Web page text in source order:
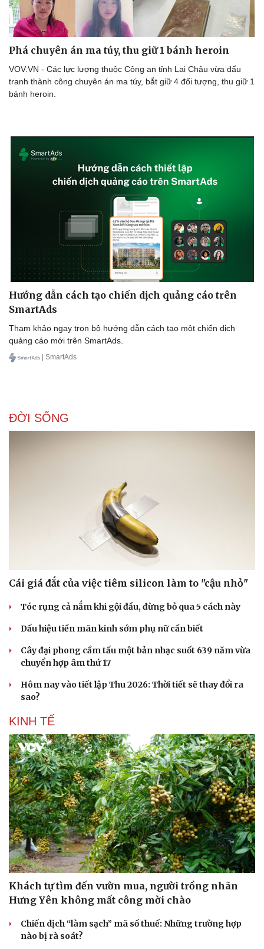
Doanh nghiệp
Thông tin doanh nghiệp
Doanh nghiệp 24h
Doanh nhân
Công nghệ
Sành điệu
Tin Công nghệ
Sức khỏe
Dinh dưỡng - món ngon
Sản phụ khoa
Nhi khoa
Đời sống
Nhà đẹp
Tình yêu - Gia đình
Phá chuyên án ma túy, thu giữ 1 bánh heroin
VOV.VN - Các lực lượng thuộc Công an tỉnh Lai Châu vừa đấu
tranh thành công chuyên án ma túy, bắt giữ 4 đối tượng, thu giữ 1
bánh heroin.
Hướng dẫn cách tạo chiến dịch quảng cáo trên
SmartAds
Tham khảo ngay trọn bộ hướng dẫn cách tạo một chiến dịch
quảng cáo mới trên SmartAds.
| SmartAds
ĐỜI SỐNG
Cái giá đắt của việc tiêm silicon làm to "cậu nhỏ"
Tóc rụng cả nắm khi gội đầu, đừng bỏ qua 5 cách này
Dấu hiệu tiền mãn kinh sớm phụ nữ cần biết
Cây đại phong cầm tấu một bản nhạc suốt 639 năm vừa
chuyển hợp âm thứ 17
Hôm nay vào tiết lập Thu 2026: Thời tiết sẽ thay đổi ra
sao?
KINH TẾ
Khách tự tìm đến vườn mua, người trồng nhãn
Hưng Yên không mất công mời chào
Chiến dịch “làm sạch” mã số thuế: Những trường hợp
nào bị rà soát?